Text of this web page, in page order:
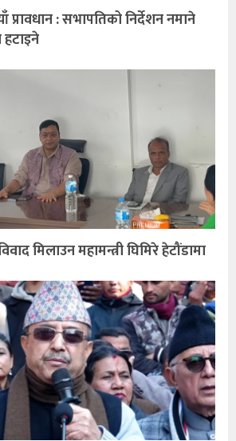
प्रावधान : सभापतिको निर्देशन नमाने
मिलाउन महामन्त्री घिमिरे हेटौंडामा